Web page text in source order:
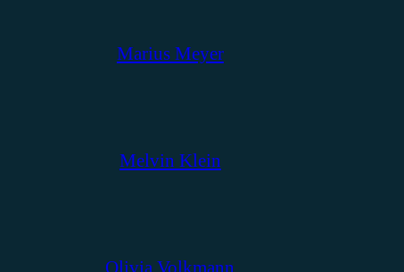
Marius Meyer
Melvin Klein
Olivia Volkmann